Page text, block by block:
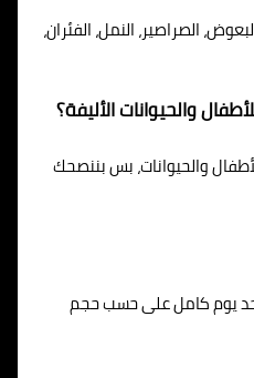
الصراصير، النمل، الفئران،
والحيوانات الأليفة؟
والحيوانات، بس بننصحك
يوم كامل على حسب حجم